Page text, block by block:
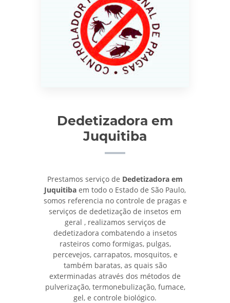
Dedetizadora em
Juquitiba
Prestamos serviço de Dedetizadora em
Juquitiba em todo o Estado de São Paulo,
somos referencia no controle de pragas e
serviços de dedetização de insetos em
geral , realizamos serviços de
dedetizadora combatendo a insetos
rasteiros como formigas, pulgas,
percevejos, carrapatos, mosquitos, e
também baratas, as quais são
exterminadas através dos métodos de
pulverização, termonebulização, fumace,
gel, e controle biológico.